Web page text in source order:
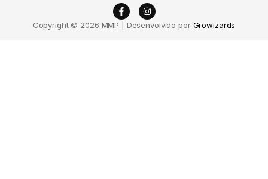
Copyright © 2026 MMP | Desenvolvido por Growizards